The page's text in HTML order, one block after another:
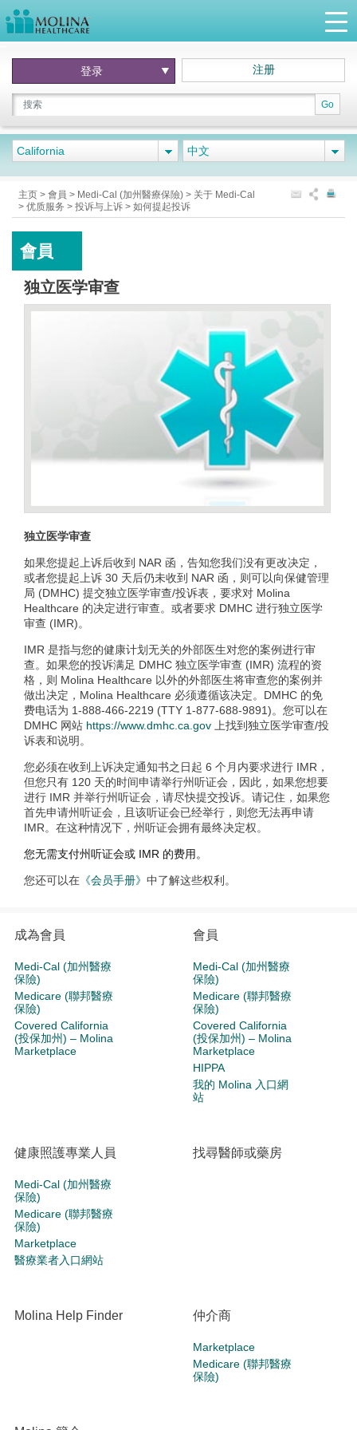
Go
登录 注册
California 中文
主页 > 會員 > Medi-Cal (加州醫療保險) > 关于 Medi-Cal
> 优质服务 > 投诉与上诉 > 如何提起投诉
會員
独立医学审查
独立医学审查
如果您提起上诉后收到 NAR 函，告知您我们没有更改决定，
或者您提起上诉 30 天后仍未收到 NAR 函，则可以向保健管理
局 (DMHC) 提交独立医学审查/投诉表，要求对 Molina
Healthcare 的决定进行审查。或者要求 DMHC 进行独立医学
审查 (IMR)。
IMR 是指与您的健康计划无关的外部医生对您的案例进行审
查。如果您的投诉满足 DMHC 独立医学审查 (IMR) 流程的资
格，则 Molina Healthcare 以外的外部医生将审查您的案例并
做出决定，Molina Healthcare 必须遵循该决定。DMHC 的免
费电话为 1-888-466-2219 (TTY 1-877-688-9891)。您可以在
DMHC 网站 https://www.dmhc.ca.gov 上找到独立医学审查/投
诉表和说明。
您必须在收到上诉决定通知书之日起 6 个月内要求进行 IMR，
但您只有 120 天的时间申请举行州听证会，因此，如果您想要
进行 IMR 并举行州听证会，请尽快提交投诉。请记住，如果您
首先申请州听证会，且该听证会已经举行，则您无法再申请
IMR。在这种情况下，州听证会拥有最终决定权。
您无需支付州听证会或 IMR 的费用。
您还可以在 《会员手册》 中了解这些权利。
成為會員
Medi-Cal (加州醫療
保險)
Medicare (聯邦醫療
保險)
Covered California
(投保加州) – Molina
Marketplace
會員
Medi-Cal (加州醫療
保險)
Medicare (聯邦醫療
保險)
Covered California
(投保加州) – Molina
Marketplace
HIPPA
我的 Molina 入口網
站
健康照護專業人員
Medi-Cal (加州醫療
保險)
Medicare (聯邦醫療
保險)
Marketplace
醫療業者入口網站
找尋醫師或藥房
Molina Help Finder 仲介商
Marketplace
Medicare (聯邦醫療
保險)